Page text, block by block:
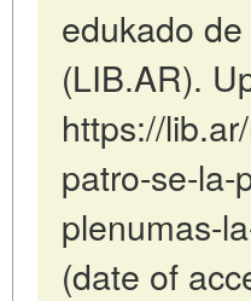
edukado
(LIB.AR).
https://
patro-se-la-
plenumas-
(date of